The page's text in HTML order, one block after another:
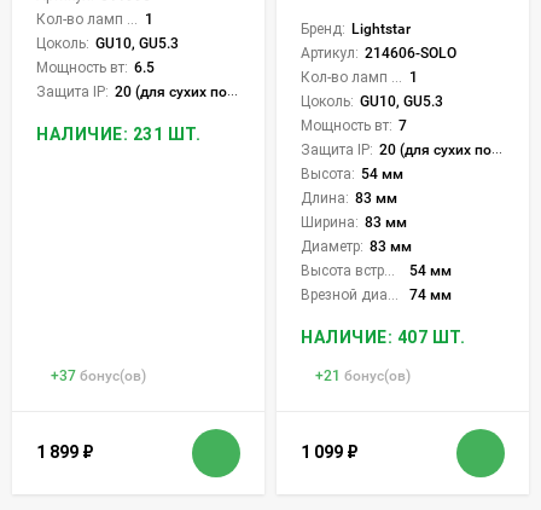
1
Цоколь: GU10, GU5.3
Мощность вт: 6.5
Защита IP: 20 (для сухих пом.)
НАЛИЧИЕ: 231 ШТ.
+37 бонус(ов)
1 899 ₽
Бренд: Lightstar
Артикул: 214606-SOLO
1
Цоколь: GU10, GU5.3
Мощность вт: 7
Защита IP: 20 (для сухих пом.)
Высота: 54 мм
Длина: 83 мм
Ширина: 83 мм
Диаметр: 83 мм
54 мм
74 мм
НАЛИЧИЕ: 407 ШТ.
+21 бонус(ов)
1 099 ₽